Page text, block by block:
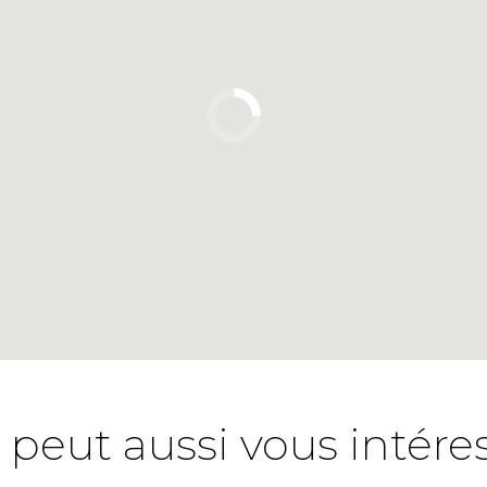
peut aussi vous